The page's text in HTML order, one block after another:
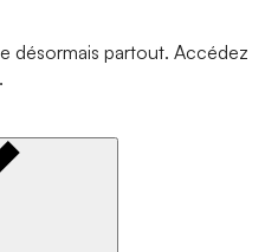
désormais partout. Accédez